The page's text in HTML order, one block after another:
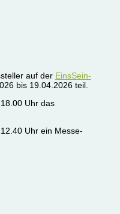
auf der EinsSein-
bis 19.04.2026 teil.
Uhr das
Uhr ein Messe-